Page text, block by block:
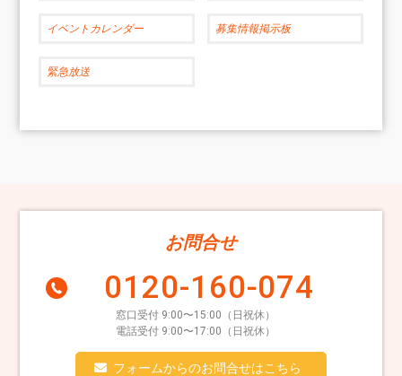
イベントカレンダー 募集情報掲示板
緊急放送
お問合せ
0120-160-074
窓口受付 9:00〜15:00（日祝休）
電話受付 9:00〜17:00（日祝休）
フォームからのお問合せはこちら